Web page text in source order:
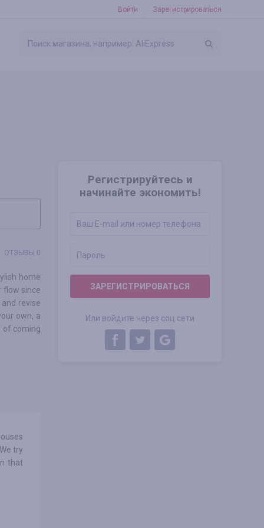
Войти Зарегистрироваться
Регистрируйтесь и
начинайте экономить!
ЗАРЕГИСТРИРОВАТЬСЯ
Или войдите через соц сети
ОТЗЫВЫ 0
home
flow since
revise
own, a
of coming
try
that